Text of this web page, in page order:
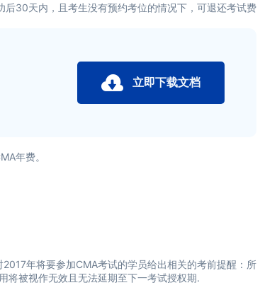
30天内，且考生没有预约考位的情况下，可退还考试费
立即下载文档
年费。
年将要参加CMA考试的学员给出相关的考前提醒：所
将被视作无效且无法延期至下一考试授权期.